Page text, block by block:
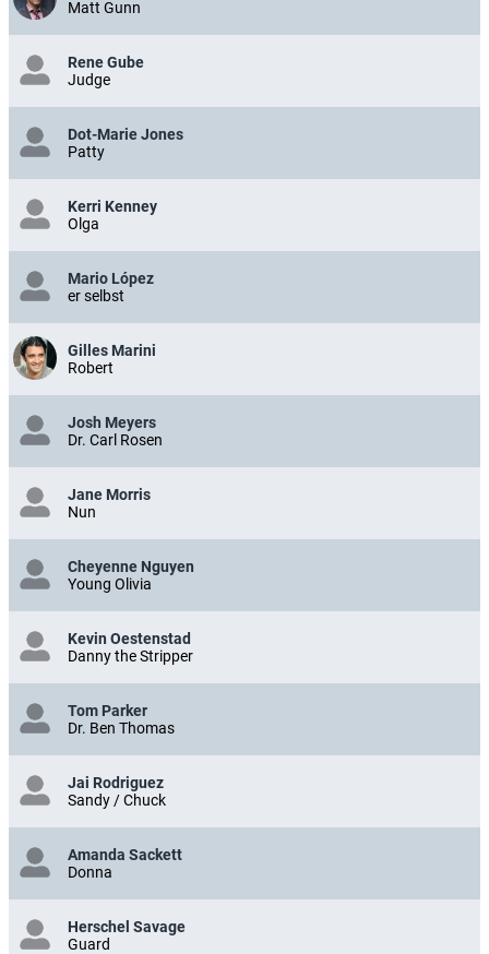
Matt Gunn
Rene Gube
Judge
Dot-Marie Jones
Patty
Kerri Kenney
Olga
Mario López
er selbst
Gilles Marini
Robert
Josh Meyers
Dr. Carl Rosen
Jane Morris
Nun
Cheyenne Nguyen
Young Olivia
Kevin Oestenstad
Danny the Stripper
Tom Parker
Dr. Ben Thomas
Jai Rodriguez
Sandy / Chuck
Amanda Sackett
Donna
Herschel Savage
Guard